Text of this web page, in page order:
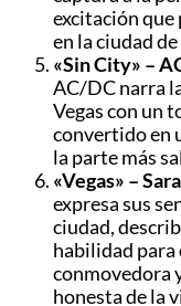
excitación que
en la ciudad
«Sin City» –
AC/DC narra
Vegas con un
convertido en
la parte más
«Vegas» –
expresa sus
ciudad,
habilidad para
conmovedora
honesta de la